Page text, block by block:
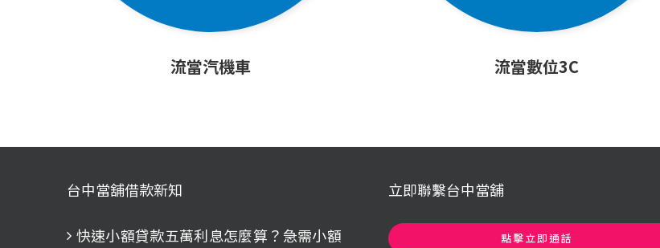
流當汽機車 流當數位3C
台中當舖借款新知
快速小額貸款五萬利息怎麼算？急需小額
立即聯繫台中當舖
點擊立即通話